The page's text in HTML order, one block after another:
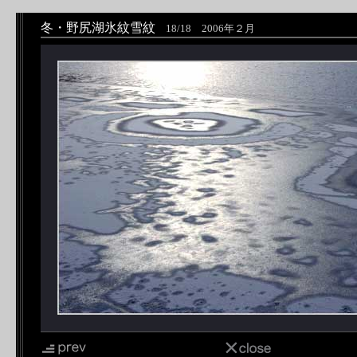
冬・野尻湖氷紋雪紋 18/18 2006年２月